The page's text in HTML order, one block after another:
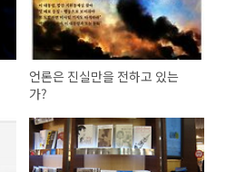
언론은 진실만을 전하고 있는
가?